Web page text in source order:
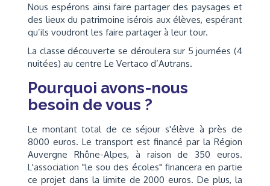
Nous espérons ainsi faire partager des paysages et
des lieux du patrimoine isérois aux élèves, espérant
qu’ils voudront les faire partager à leur tour.
La classe découverte se déroulera sur 5 journées (4
nuitées) au centre Le Vertaco d’Autrans.
Pourquoi avons-nous
besoin de vous ?
Le montant total de ce séjour s'élève à près de
8000 euros. Le transport est financé par la Région
Auvergne Rhône-Alpes, à raison de 350 euros.
L'association "le sou des écoles" financera en partie
ce projet dans la limite de 2000 euros. De plus, la